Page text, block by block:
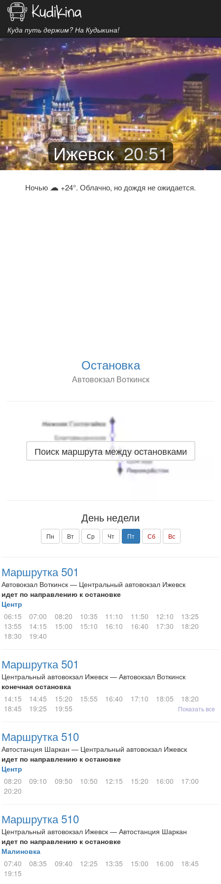
Куда путь держим? На Кудыкина!
Ижевск 20:51
Ночью ☁ +24°. Облачно, но дождя не ожидается.
Остановка
Автовокзал Воткинск
Поиск маршрута между остановками
День недели
Пн Вт Ср Чт Пт Сб Вс
Маршрутка 501
Автовокзал Воткинск — Центральный автовокзал Ижевск
идет по направлению к остановке
Центр
06:15
07:00 08:20 10:35 11:10 11:50 12:10
13:25
13:55
14:15 15:00 15:10 16:10 16:40 17:30
18:20
18:30
19:40
Маршрутка 501
Центральный автовокзал Ижевск — Автовокзал Воткинск
конечная остановка
14:15
14:45 15:20 15:55 16:40 17:10 18:05
18:20
18:45
19:25 19:55 Показать все
Маршрутка 510
Автостанция Шаркан — Центральный автовокзал Ижевск
идет по направлению к остановке
Центр
08:20
09:10 09:50 10:50 12:15 15:20 16:00
17:00
20:20
Маршрутка 510
Центральный автовокзал Ижевск — Автостанция Шаркан
идет по направлению к остановке
Малиновка
07:40
08:35 09:40 12:25 13:35 15:00 16:00
18:45
19:15